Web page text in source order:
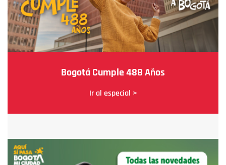
Bogotá Cumple 488 Años
Ir al especial >